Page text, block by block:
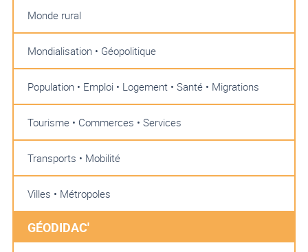
Monde rural
Mondialisation • Géopolitique
Population • Emploi • Logement • Santé • Migrations
Tourisme • Commerces • Services
Transports • Mobilité
Villes • Métropoles
GÉODIDAC'